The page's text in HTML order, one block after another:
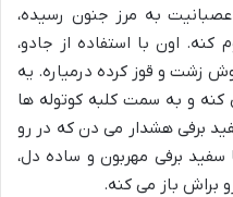
به مرز جنون رسیده،
اون با استفاده از جادو،
زشت و قوز کرده درمیاره. یه
و به سمت کلبه کوتوله ها
برفی هشدار می دن که در رو
سفید برفی مهربون و ساده دل،
براش باز می کنه.